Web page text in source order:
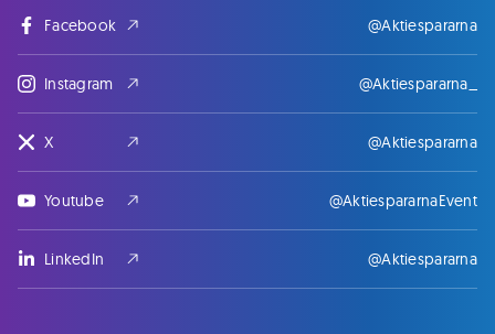
Facebook @Aktiespararna
Instagram @Aktiespararna_
X @Aktiespararna
Youtube @AktiespararnaEvent
LinkedIn @Aktiespararna